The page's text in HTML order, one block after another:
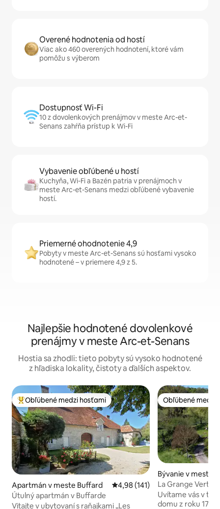
Overené hodnotenia od hostí
Viac ako 460 overených hodnotení, ktoré vám
pomôžu s výberom
Dostupnosť Wi-Fi
10 z dovolenkových prenájmov v meste Arc-et-
Senans zahŕňa prístup k Wi-Fi
Vybavenie obľúbené u hostí
Kuchyňa, Wi-Fi a Bazén patria v prenájmoch v
meste Arc-et-Senans medzi obľúbené vybavenie
hostí.
Priemerné ohodnotenie 4,9
Pobyty v meste Arc-et-Senans sú hosťami vysoko
hodnotené – v priemere 4,9 z 5.
Najlepšie hodnotené dovolenkové
prenájmy v meste Arc-et-Senans
Hostia sa zhodli: tieto pobyty sú vysoko hodnotené
z hľadiska lokality, čistoty a ďalších aspektov.
Najobľúbenejšie medzi hosťami
Obľúbené medzi hosťami
Apartmán v meste Buffard Priemerné ohodnotenie 4,98 z
4,98 (141)
Útulný apartmán v Buffarde
Vitajte v ubytovaní s raňajkami „Les
Obľúbené medzi
Obľúbené medzi
Bývanie v meste
-Vaivre
La Grange Verte
Uvítame vás v
domu z roku